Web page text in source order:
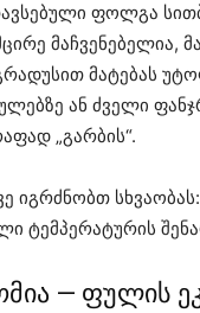
ფოლგა
მაჩვენებელია,
მატებას
ან ძველი
„გარბის“.
იგრძნობთ
ტემპერატურის
— ფულის